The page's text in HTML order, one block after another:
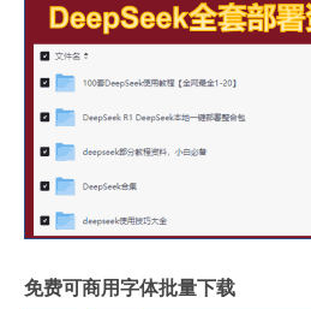
免费可商用字体批量下载